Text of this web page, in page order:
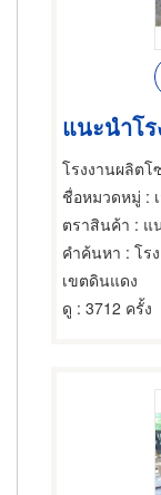
แนะนำโ
โรงงานผลิตโ
ชื่อหมวดหมู่ : เ
ตราสินค้า : แ
คำค้นหา : โร
เขตดินแดง
ดู : 3712 ครั้ง